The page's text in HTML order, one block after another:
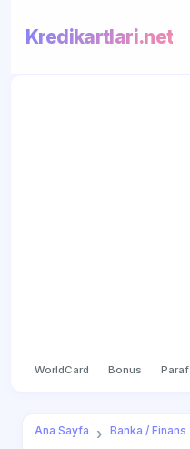
Kredikartlari.net
WorldCard Bonus Paraf
Ana Sayfa Banka / Finans